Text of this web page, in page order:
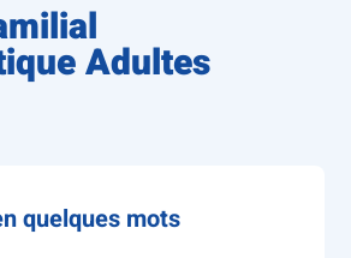
Adultes
quelques mots